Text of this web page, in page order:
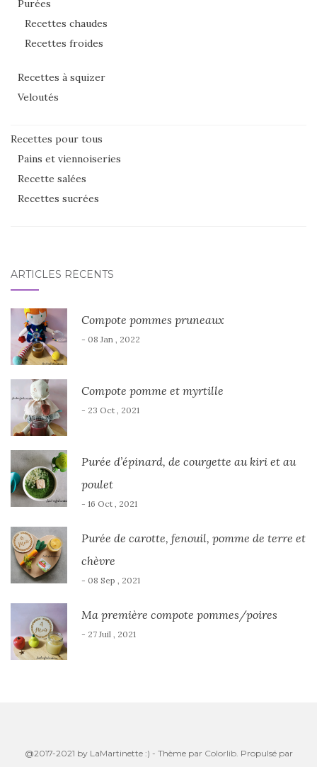
Purées
Recettes chaudes
Recettes froides
Recettes à squizer
Veloutés
Recettes pour tous
Pains et viennoiseries
Recette salées
Recettes sucrées
ARTICLES RÉCENTS
Compote pommes pruneaux
- 08 Jan , 2022
Compote pomme et myrtille
- 23 Oct , 2021
Purée d’épinard, de courgette au kiri et au
poulet
- 16 Oct , 2021
Purée de carotte, fenouil, pomme de terre et
chèvre
- 08 Sep , 2021
Ma première compote pommes/poires
- 27 Juil , 2021
@2017-2021 by LaMartinette :) - Thème par Colorlib. Propulsé par